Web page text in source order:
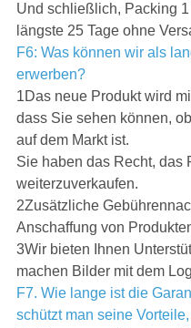
Und schließlich, Packing
längste 25 Tage ohne
F6: Was können wir als
erwerben?
1Das neue Produkt wird
dass Sie sehen können,
auf dem Markt ist.
Sie haben das Recht, das
weiterzuverkaufen.
2Zusätzliche
Anschaffung von
3Wir bieten Ihnen
machen Bilder mit dem
F7. Wie lange ist die
schützt man seine